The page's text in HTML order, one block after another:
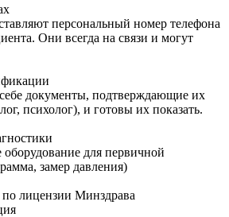
персональный номер телефона
Они всегда на связи и могут
документы, подтверждающие их
психолог), и готовы их показать.
для первичной
замер давления)
лицензии Минздрава